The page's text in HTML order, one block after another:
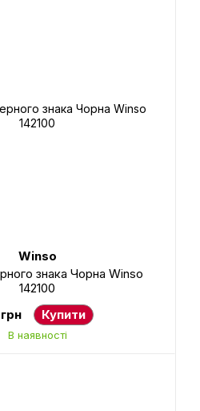
Winso
знака Чорна Winso
142100
Купити
В наявності